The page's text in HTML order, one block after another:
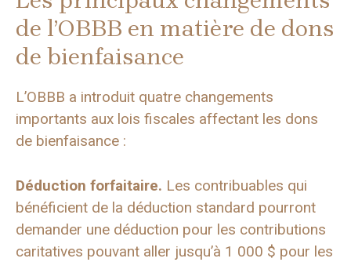
de l’OBBB en matière de dons
de bienfaisance
L’OBBB a introduit quatre changements
importants aux lois fiscales affectant les dons
de bienfaisance :
Déduction forfaitaire. Les contribuables qui
bénéficient de la déduction standard pourront
demander une déduction pour les contributions
caritatives pouvant aller jusqu’à 1 000 $ pour les